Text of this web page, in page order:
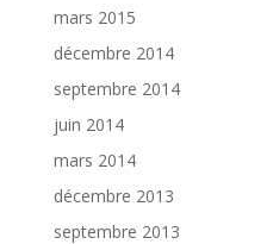
mars 2015
décembre 2014
septembre 2014
juin 2014
mars 2014
décembre 2013
septembre 2013